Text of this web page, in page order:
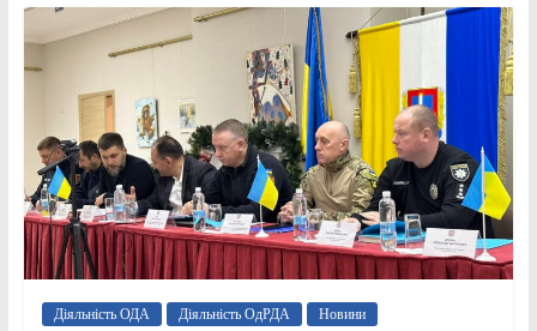
Діяльність ОДА Діяльність ОдРДА Новини